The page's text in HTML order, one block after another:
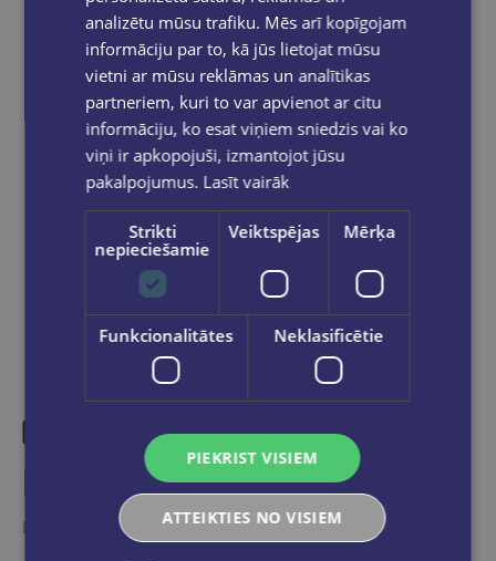
Bezmaksas piegāde
pakomātiem Latvijāpasūtījumiem no €40.00.
Bezmaksas piegāde jebkurā GLOBUSS
grāmatnīcā 1-5 darba dienu laikā, kad
pasūtījums būs gatavs saņemšanai, saņemsi
e-pastu un/ vai SMS.
Dalies sociālajos tīklos:
Līdzīgas preces
Ieskaties, varbūt noder
analizētu mūsu trafiku. Mēs arī kopīgojam
informāciju par to, kā jūs lietojat mūsu
vietni ar mūsu reklāmas un analītikas
partneriem, kuri to var apvienot ar citu
informāciju, ko esat viņiem sniedzis vai ko
viņi ir apkopojuši, izmantojot jūsu
pakalpojumus. Lasīt vairāk
Strikti
nepieciešamie
Veiktspējas Mērķa
Funkcionalitātes Neklasificētie
PIEKRIST VISIEM
ATTEIKTIES NO VISIEM